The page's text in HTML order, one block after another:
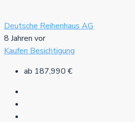
Deutsche Reihenhaus AG
8 Jahren vor
Kaufen Besichtigung
ab 187,990 €